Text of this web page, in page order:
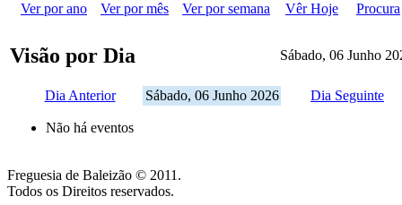
Ver por ano Ver por mês Ver por semana Vêr Hoje Procura
Visão por Dia Sábado, 06 Junho
Dia Anterior Sábado, 06 Junho 2026 Dia Seguinte
Não há eventos
Freguesia de Baleizão © 2011.
Todos os Direitos reservados.